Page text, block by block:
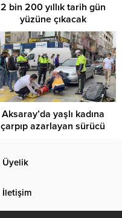
2 bin 200 yıllık tarih gün
yüzüne çıkacak
Aksaray’da yaşlı kadına
çarpıp azarlayan sürücü
Üyelik
İletişim